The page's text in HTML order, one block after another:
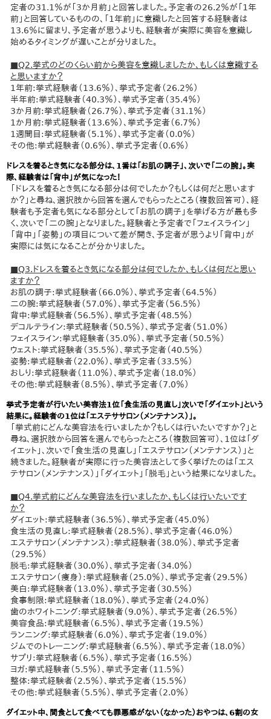
定者の31.1％が「3か月前」と回答しました。予定者の26.2％が「1年
前」と回答しているものの、「1年前」に意識したと回答する経験者は
13.6％に留まり、予定者が思うよりも、経験者が実際に美容を意識し
始めるタイミングが遅いことが分りました。
■Q2.挙式のどのくらい前から美容を意識しましたか、もしくは意識する
と思いますか？
1年前:挙式経験者（13.6％）、挙式予定者（26.2％）
半年前:挙式経験者（40.3％）、挙式予定者（35.4％）
3か月前:挙式経験者（26.7％）、挙式予定者（31.1％）
1か月前:挙式経験者（13.6％）、挙式予定者（6.7％）
1週間目:挙式経験者（5.1％）、挙式予定者（0.0％）
その他:挙式経験者（0.6％）、挙式予定者（0.6％）
ドレスを着るとき気になる部分は、1番は「お肌の調子」、次いで「二の腕」。実
際、経験者は「背中」が気になった！
「ドレスを着るとき気になる部分は何でしたか？もしくは何だと思います
か？」と尋ね、選択肢から回答を選んでもらったところ（複数回答可）、経
験者も予定者も気になる部分として「お肌の調子」を挙げる方が最も多
く、次いで「二の腕」となりました。経験者と予定者で「フェイスライン」
「背中」「姿勢」の項目について差が開き、予定者が思うより「背中」が
実際には気になることが分かりました。
■Q3.ドレスを着るとき気になる部分は何でしたか、もしくは何だと思い
ますか？
お肌の調子:挙式経験者（66.0％）、挙式予定者（64.5％）
二の腕:挙式経験者（57.0％）、挙式予定者（56.5％）
背中:挙式経験者（56.5％）、挙式予定者（48.5％）
デコルテライン:挙式経験者（50.5％）、挙式予定者（51.0％）
フェイスライン:挙式経験者（35.0％）、挙式予定者（50.5％）
ウェスト:挙式経験者（35.5％）、挙式予定者（40.5％）
姿勢:挙式経験者（22.0％）、挙式予定者（33.5％）
おしり:挙式経験者（11.0％）、挙式予定者（18.0％）
その他:挙式経験者（8.5％）、挙式予定者（7.0％）
挙式予定者が行いたい美容法1位「食生活の見直し」次いで「ダイエット」という
結果に。経験者の1位は「エステササロン（メンテナンス）」。
「挙式前にどんな美容法を行いましたか？もしくは行いたいですか？」と
尋ね、選択肢から回答を選んでもらったところ（複数回答可）、1位は「ダ
イエット」、次いで「食生活の見直し」「エステサロン（メンテナンス）」と
続きました。経験者が実際に行った美容法として多く挙げたのは「エス
テサロン（メンテナンス）」「ダイエット」「脱毛」という結果になりました。
■Q4.挙式前にどんな美容法を行いましたか、もしくは行いたいです
か？
ダイエット:挙式経験者（36.5％）、挙式予定者（45.0％）
食生活の見直し:挙式経験者（28.5％）、挙式予定者（46.0％）
エステサロン（メンテナンス）:挙式経験者（38.0％）、挙式予定者
（29.5％）
脱毛:挙式経験者（30.0％）、挙式予定者（34.0％）
エステサロン（痩身）:挙式経験者（25.0％）、挙式予定者（29.5％）
美白:挙式経験者（13.0％）、挙式予定者（30.5％）
食事制限:挙式経験者（18.0％）、挙式予定者（24.0％）
歯のホワイトニング:挙式経験者（9.0％）、挙式予定者（26.5％）
美容食品:挙式経験者（6.5％）、挙式予定者（19.5％）
ランニング:挙式経験者（6.0％）、挙式予定者（19.0％）
ジムでのトレーニング:挙式経験者（6.5％）、挙式予定者（18.0％）
サプリ:挙式経験者（6.5％）、挙式予定者（16.5％）
ヨガ:挙式経験者（5.5％）、挙式予定者（11.5％）
整体:挙式経験者（2.5％）、挙式予定者（15.5％）
その他:挙式経験者（5.5％）、挙式予定者（2.0％）
ダイエット中、間食として食べても罪悪感がない（なかった）おやつは、6割の女